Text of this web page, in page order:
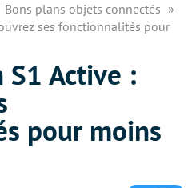
Bons plans objets connectés
ses fonctionnalités pour
S1 Active :
pour moins